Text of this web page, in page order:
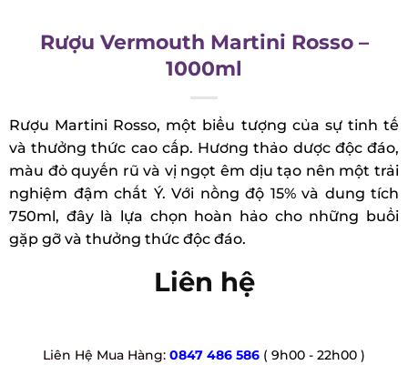
Rượu Vermouth Martini Rosso –
1000ml
Rượu Martini Rosso, một biểu tượng của sự tinh tế
và thưởng thức cao cấp. Hương thảo dược độc
đáo, màu đỏ quyến rũ và vị ngọt êm dịu tạo nên
một trải nghiệm đậm chất Ý. Với nồng độ 15% và
dung tích 750ml, đây là lựa chọn hoàn hảo cho
những buổi gặp gỡ và thưởng thức độc đáo.
Liên hệ
Liên Hệ Mua Hàng:0847 486 586 ( 9h00 - 22h00 )